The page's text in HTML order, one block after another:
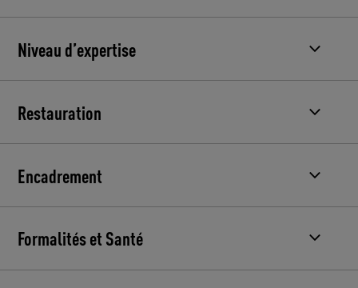
Niveau d’expertise
Restauration
Encadrement
Formalités et Santé